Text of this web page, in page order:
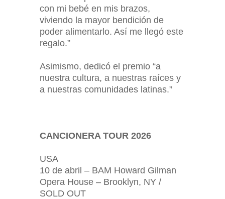
con mi bebé en mis brazos,
viviendo la mayor bendición de
poder alimentarlo. Así me llegó este
regalo.”
Asimismo, dedicó el premio “a
nuestra cultura, a nuestras raíces y
a nuestras comunidades latinas.”
CANCIONERA TOUR 2026
USA
10 de abril – BAM Howard Gilman
Opera House – Brooklyn, NY /
SOLD OUT